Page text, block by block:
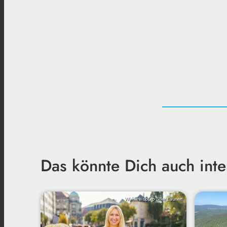
Das könnte Dich auch
Wahlkreisbüro Silke Launert